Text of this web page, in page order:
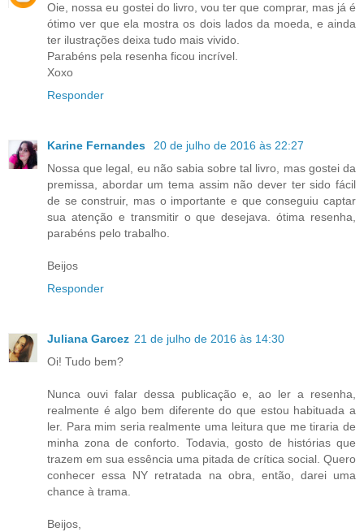
Oie, nossa eu gostei do livro, vou ter que comprar, mas já é
ótimo ver que ela mostra os dois lados da moeda, e ainda
ter ilustrações deixa tudo mais vivido.
Parabéns pela resenha ficou incrível.
Xoxo
Responder
Karine Fernandes
20 de julho de 2016 às 22:27
Nossa que legal, eu não sabia sobre tal livro, mas gostei da
premissa, abordar um tema assim não dever ter sido fácil
de se construir, mas o importante e que conseguiu captar
sua atenção e transmitir o que desejava. ótima resenha,
parabéns pelo trabalho.
Beijos
Responder
Juliana Garcez 21 de julho de 2016 às 14:30
Oi! Tudo bem?
Nunca ouvi falar dessa publicação e, ao ler a resenha,
realmente é algo bem diferente do que estou habituada a
ler. Para mim seria realmente uma leitura que me tiraria de
minha zona de conforto. Todavia, gosto de histórias que
trazem em sua essência uma pitada de crítica social. Quero
conhecer essa NY retratada na obra, então, darei uma
chance à trama.
Beijos,